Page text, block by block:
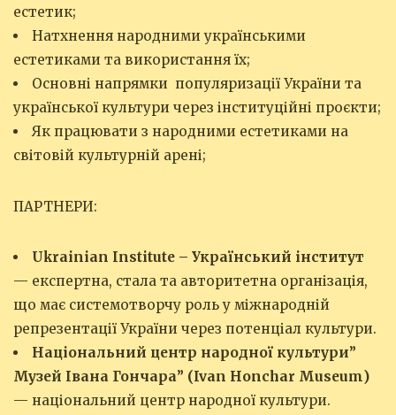
естетик;
‌Натхнення народними українськими
естетиками та використання їх;
Основні напрямки популяризації України та
української культури через інституційні проєкти;
Як працювати з народними естетиками на
світовій культурній арені;
ПАРТНЕРИ:
Ukrainian Institute – Український інститут
— експертна, стала та авторитетна організація,
що має системотворчу роль у міжнародній
репрезентації України через потенціал культури.
Національний центр народної культури”
Музей Івана Гончара” (Ivan Honchar Museum)
— національний центр народної культури.